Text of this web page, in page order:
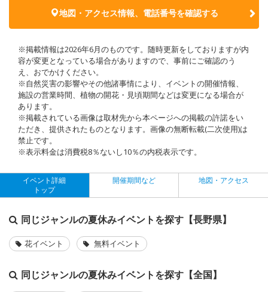
地図・アクセス情報、電話番号を確認する
※掲載情報は2026年6月のものです。随時更新をしておりますが内
容が変更となっている場合がありますので、事前にご確認のう
え、おでかけください。
※自然災害の影響やその他諸事情により、イベントの開催情報、
施設の営業時間、植物の開花・見頃期間などは変更になる場合が
あります。
※掲載されている画像は取材先から本ページへの掲載の許諾をい
ただき、提供されたものとなります。画像の無断転載(二次使用)は
禁止です。
※表示料金は消費税8％ないし10％の内税表示です。
イベント詳細
トップ
開催期間など 地図・アクセス
同じジャンルの夏休みイベントを探す【長野県】
花イベント 無料イベント
同じジャンルの夏休みイベントを探す【全国】